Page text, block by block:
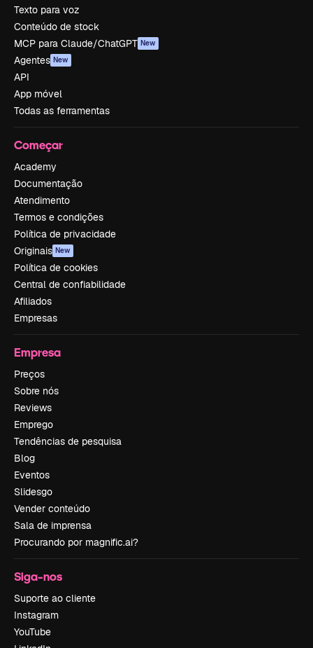
Texto para voz
Conteúdo de stock
MCP para Claude/ChatGPT New
Agentes New
API
App móvel
Todas as ferramentas
Começar
Academy
Documentação
Atendimento
Termos e condições
Política de privacidade
Originais New
Política de cookies
Central de confiabilidade
Afiliados
Empresas
Empresa
Preços
Sobre nós
Reviews
Emprego
Tendências de pesquisa
Blog
Eventos
Slidesgo
Vender conteúdo
Sala de imprensa
Procurando por magnific.ai?
Siga-nos
Suporte ao cliente
Instagram
YouTube